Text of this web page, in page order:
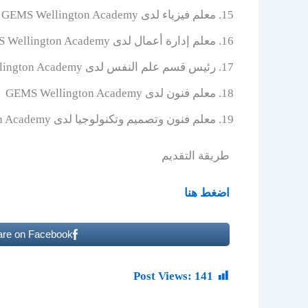
معلم فيزياء لدى GEMS Wellington Academy
معلم إدارة أعمال لدى GEMS Wellington Academy
رئيس قسم علم النفس لدى GEMS Wellington Academy
معلم فنون لدى GEMS Wellington Academy
معلم فنون وتصميم وتكنولوجيا لدى GEMS Wellington Academy
طريقة التقديم
اضغط هنا
on Facebook
Post Views: 141